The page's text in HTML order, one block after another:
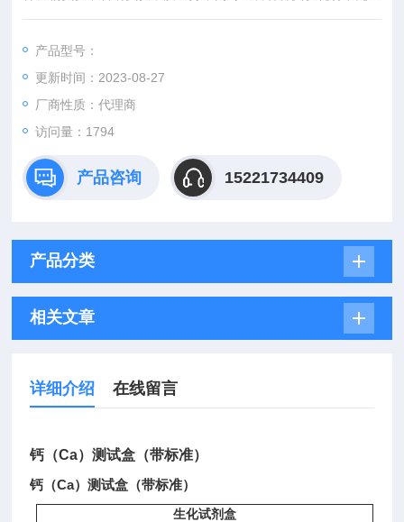
组化试剂盒，抗体等。
产品型号：
更新时间：2023-08-27
厂商性质：代理商
访问量：1794
产品咨询 15221734409
产品分类
相关文章
详细介绍 在线留言
钙（Ca）测试盒（带标准）
钙（Ca）测试盒（带标准）
生化试剂盒